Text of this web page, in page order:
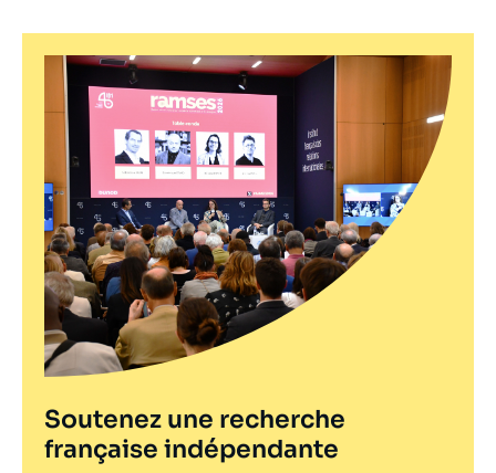
Soutenez une recherche
française indépendante